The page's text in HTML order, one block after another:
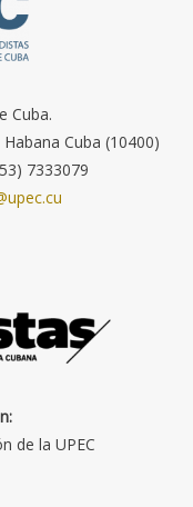
Cuba.
Cuba (10400)
7333079
de la UPEC